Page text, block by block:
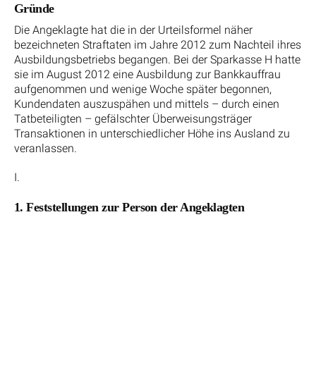
Gründe
Die Angeklagte hat die in der Urteilsformel näher
bezeichneten Straftaten im Jahre 2012 zum Nachteil ihres
Ausbildungsbetriebs begangen. Bei der Sparkasse H hatte
sie im August 2012 eine Ausbildung zur Bankkauffrau
aufgenommen und wenige Woche später begonnen,
Kundendaten auszuspähen und mittels – durch einen
Tatbeteiligten – gefälschter Überweisungsträger
Transaktionen in unterschiedlicher Höhe ins Ausland zu
veranlassen.
I.
1. Feststellungen zur Person der Angeklagten